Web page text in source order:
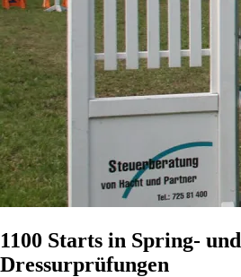
1100 Starts in Spring- und
Dressurprüfungen